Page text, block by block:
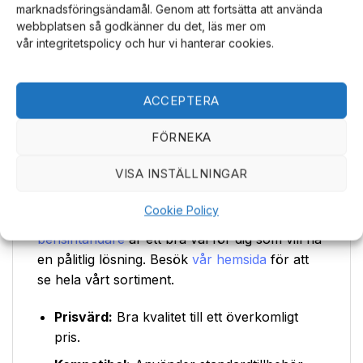
marknadsföringsändamål. Genom att fortsätta att använda
webbplatsen så godkänner du det, läs mer om
vår integritetspolicy och hur vi hanterar cookies.
ACCEPTERA
FÖRNEKA
VISA INSTÄLLNINGAR
Cookie Policy
standardtillbehör som finns på marknaden.
Detta ger dig friheten att anpassa och
underhålla din tändare precis som du vill.
fullt kompatibla.
Klar för Användning (exkl. Bränsle)
innebär att du snabbt och enkelt kan börja
fylla på med bensin. Att använda en
bensintändareär ett bra val för dig som vill ha
en pålitlig lösning. Besök vår hemsida för att
se hela vårt sortiment.
Prisvärd: Bra kvalitet till ett överkomligt
pris.